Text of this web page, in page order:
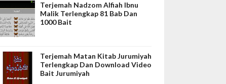
Terjemah Nadzom Alfiah Ibnu
Malik Terlengkap 81 Bab Dan
1000 Bait
Terjemah Matan Kitab Jurumiyah
Terlengkap Dan Download Video
Bait Jurumiyah